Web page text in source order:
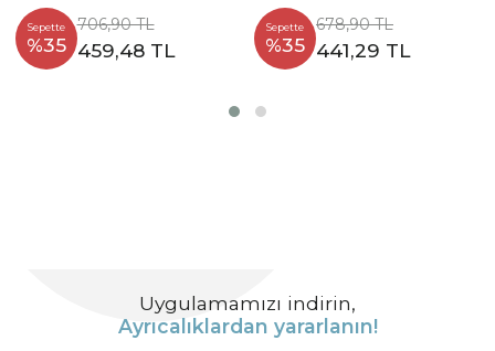
Sepette
%35
706,90 TL
459,48 TL
Sepette
%35
678,90 TL
441,29 TL
Uygulamamızı indirin,
Ayrıcalıklardan yararlanın!